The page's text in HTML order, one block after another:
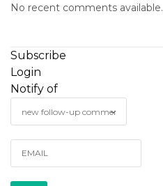
No recent comments available.
Subscribe
Login
Notify of